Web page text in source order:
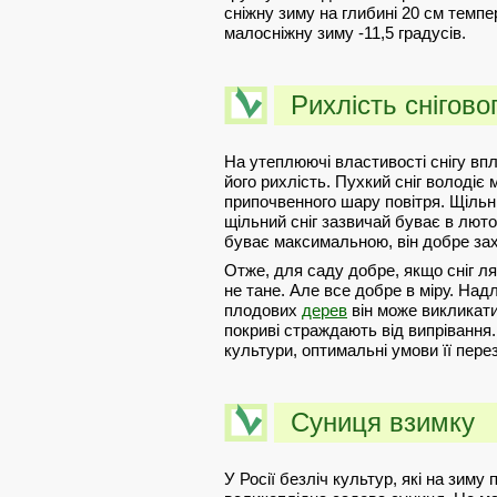
сніжну зиму на глибині 20 см
малосніжну зиму -11,5 градусів.
Рихлість
На утеплюючі властивості снігу
його рихлість. Пухкий сніг
припочвенного шару повітря.
щільний сніг зазвичай буває в
буває максимальною, він добре
Отже, для саду добре, якщо сніг
не тане. Але все добре в міру.
плодових дерев він може
покриві страждають від
культури, оптимальні умови її
Суниця взимку
У Росії безліч культур, які на